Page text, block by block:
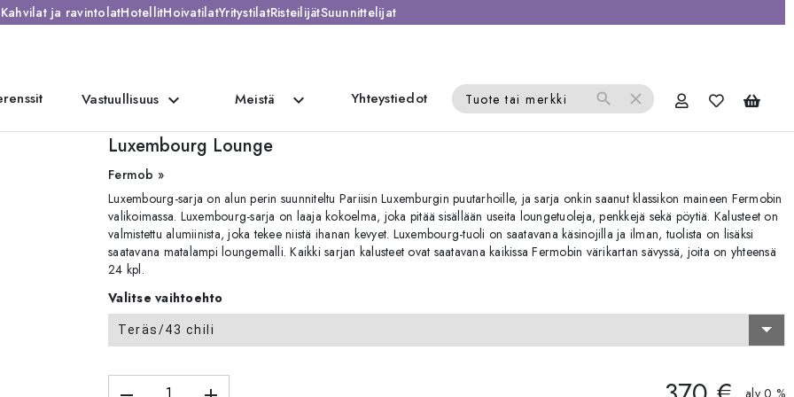
Kahvilat ja ravintolatHotellitHoivatilatYritystilatRisteilijätSuunnittelijat
Vastuullisuus expand_more Meistä expand_more Yhteystiedot Tuote tai merkki search close
Luxembourg Lounge
Fermob »
Luxembourg-sarja on alun perin suunniteltu Pariisin Luxemburgin puutarhoille, ja sarja onkin saanut klassikon maineen Fermobin
valikoimassa. Luxembourg-sarja on laaja kokoelma, joka pitää sisällään useita loungetuoleja, penkkejä sekä pöytiä. Kalusteet on
valmistettu alumiinista, joka tekee niistä ihanan kevyet. Luxembourg-tuoli on saatavana käsinojilla ja ilman, tuolista on lisäksi
saatavana matalampi loungemalli. Kaikki sarjan kalusteet ovat saatavana kaikissa Fermobin värikartan sävyssä, joita on yhteensä
24 kpl.
Valitse vaihtoehto
Teräs/43 chili
alv 0 %